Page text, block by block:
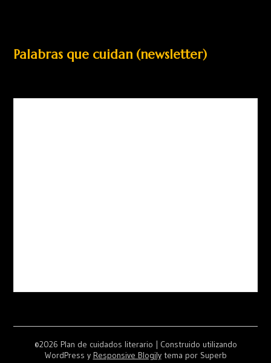
Palabras que cuidan (newsletter)
©2026 Plan de cuidados literario | Construido utilizando
WordPress y Responsive Blogilytema por Superb